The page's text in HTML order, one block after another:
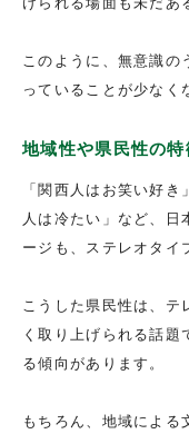
このように、無意識の
っていることが少なく
地域性や県民性の特
「関西人はお笑い好
人は冷たい」など、日
ージも、ステレオタイ
こうした県民性は、テ
く取り上げられる話題
る傾向があります。
もちろん、地域による